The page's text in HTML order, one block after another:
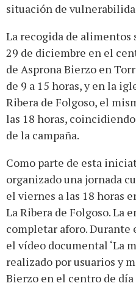
situación de
La recogida de alimentos
29 de diciembre en el
de Asprona Bierzo en
de 9 a 15 horas, y en la
Ribera de Folgoso, el
las 18 horas,
de la campaña.
Como parte de esta
organizado una jornada
el viernes a las 18 horas
La Ribera de Folgoso. La
completar aforo. Durante
el vídeo documental ‘La
realizado por usuarios y
Bierzo en el centro de